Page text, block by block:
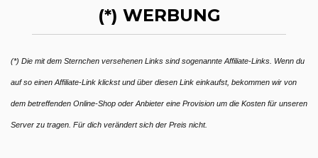
(*) WERBUNG
(*) Die mit dem Sternchen versehenen Links sind sogenannte Affiliate-Links. Wenn du
auf so einen Affiliate-Link klickst und über diesen Link einkaufst, bekommen wir von
dem betreffenden Online-Shop oder Anbieter eine Provision um die Kosten für unseren
Server zu tragen. Für dich verändert sich der Preis nicht.